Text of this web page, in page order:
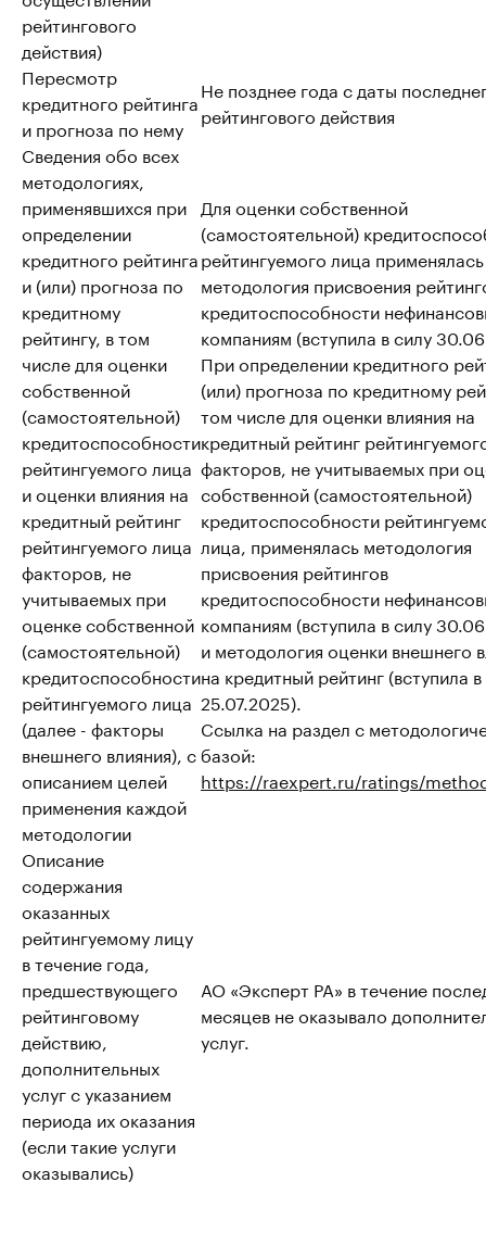
рейтингового
действия)
Пересмотр
кредитного рейтинга
и прогноза по нему
Не позднее года с даты
рейтингового действия
Сведения обо всех
методологиях,
применявшихся при
определении
кредитного рейтинга
и (или) прогноза по
кредитному
рейтингу, в том
числе для оценки
собственной
(самостоятельной)
кредитоспособности
рейтингуемого лица
и оценки влияния на
кредитный рейтинг
рейтингуемого лица
факторов, не
учитываемых при
оценке собственной
(самостоятельной)
кредитоспособности
рейтингуемого лица
(далее - факторы
внешнего влияния), с
описанием целей
применения каждой
методологии
Для оценки собственной
(самостоятельной)
рейтингуемого лица применялась
методология присвоения
кредитоспособности
компаниям (вступила в силу
При определении кредитного
(или) прогноза по кредитному
том числе для оценки влияния на
кредитный рейтинг
факторов, не учитываемых при
собственной (самостоятельной)
кредитоспособности
лица, применялась методология
присвоения рейтингов
кредитоспособности
компаниям (вступила в силу
и методология оценки внешнего
на кредитный рейтинг (вступила
25.07.2025).
Ссылка на раздел с
базой:
https://raexpert.ru/ratings/
Описание
содержания
оказанных
рейтингуемому лицу
в течение года,
предшествующего
рейтинговому
действию,
дополнительных
услуг с указанием
периода их оказания
(если такие услуги
оказывались)
АО «Эксперт РА» в течение
месяцев не оказывало
услуг.